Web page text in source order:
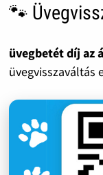
🐾
üvegbetét díj az
üvegvisszaváltás